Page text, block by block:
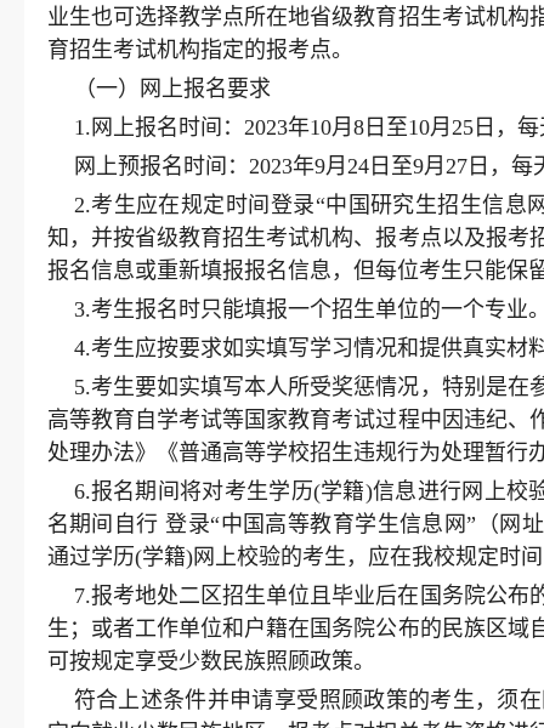
业生也可选择教学点所在地省级教育招生考试机
育招生考试机构指定的报考点。
（一）网上报名要求
1.网上报名时间：2023年10月8日至10月25日，每
网上预报名时间：2023年9月24日至9月27日，每
2.考生应在规定时间登录“中国研究生招生信息
知，并按省级教育招生考试机构、报考点以及报
报名信息或重新填报报名信息，但每位考生只能保
3.考生报名时只能填报一个招生单位的一个专业
4.考生应按要求如实填写学习情况和提供真实材
5.考生要如实填写本人所受奖惩情况，特别是
高等教育自学考试等国家教育考试过程中因违纪
处理办法》《普通高等学校招生违规行为处理暂行
6.报名期间将对考生学历(学籍)信息进行网上
名期间自行 登录“中国高等教育学生信息网”（网
通过学历(学籍)网上校验的考生，应在我校规定时
7.报考地处二区招生单位且毕业后在国务院公
生；或者工作单位和户籍在国务院公布的民族区
可按规定享受少数民族照顾政策。
符合上述条件并申请享受照顾政策的考生，须